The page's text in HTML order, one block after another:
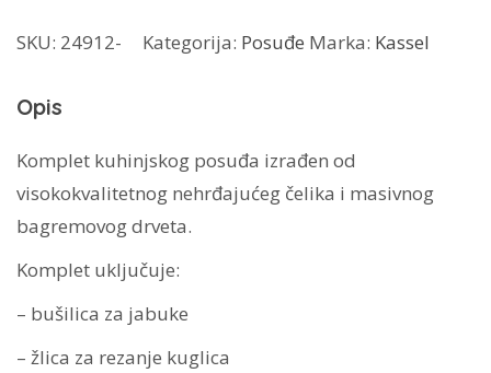
voće
93707
količina
SKU: 24912- Kategorija: Posuđe Marka: Kassel
Opis
Komplet kuhinjskog posuđa izrađen od
visokokvalitetnog nehrđajućeg čelika i masivnog
bagremovog drveta.
Komplet uključuje:
– bušilica za jabuke
– žlica za rezanje kuglica